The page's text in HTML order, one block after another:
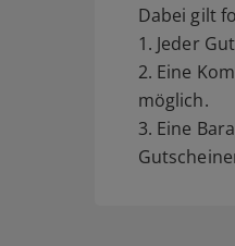
Dabei gilt
1. Jeder
2. Eine
möglich.
3. Eine